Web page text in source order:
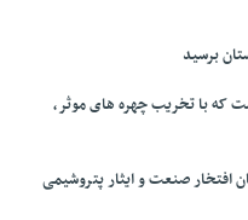
برسید
که با تخریب چهره های موثر،
افتخار صنعت و ایثار پتروشیمی